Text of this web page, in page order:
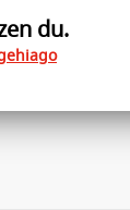
du.